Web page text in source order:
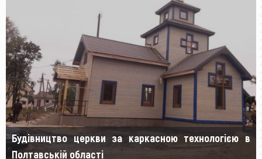
Будівництво церкви за каркасною технологією в
Полтавській області